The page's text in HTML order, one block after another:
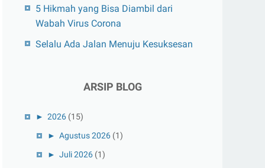
5 Hikmah yang Bisa Diambil dari
Wabah Virus Corona
Selalu Ada Jalan Menuju Kesuksesan
ARSIP BLOG
► 2026 (15)
► Agustus 2026 (1)
► Juli 2026 (1)